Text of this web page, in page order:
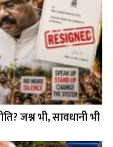
जश्न भी, सावधानी भी